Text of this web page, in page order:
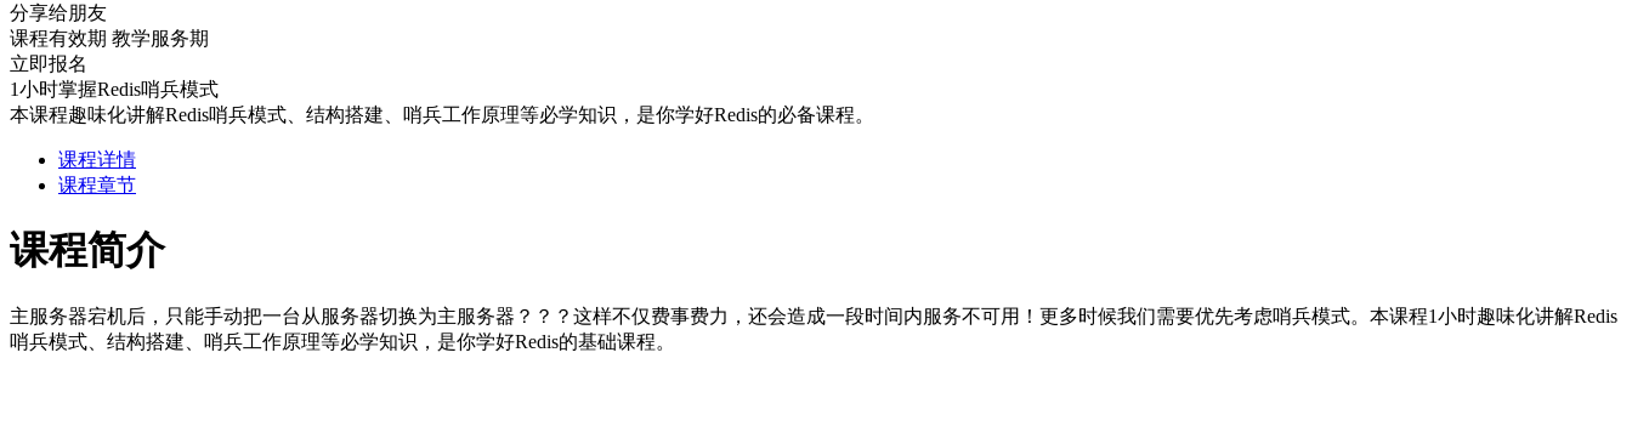
分享给朋友
课程有效期 教学服务期
立即报名
1小时掌握Redis哨兵模式
本课程趣味化讲解Redis哨兵模式、结构搭建、哨兵工作原理等必学知识，是你学好Redis的必备课程。
课程详情
课程章节
课程简介
主服务器宕机后，只能手动把一台从服务器切换为主服务器？？？这样不仅费事费力，还会造成一段时间内服务不可用！更多时候我们需要优先考虑哨兵模式。本课程1小时趣味化讲解Redis
哨兵模式、结构搭建、哨兵工作原理等必学知识，是你学好Redis的基础课程。